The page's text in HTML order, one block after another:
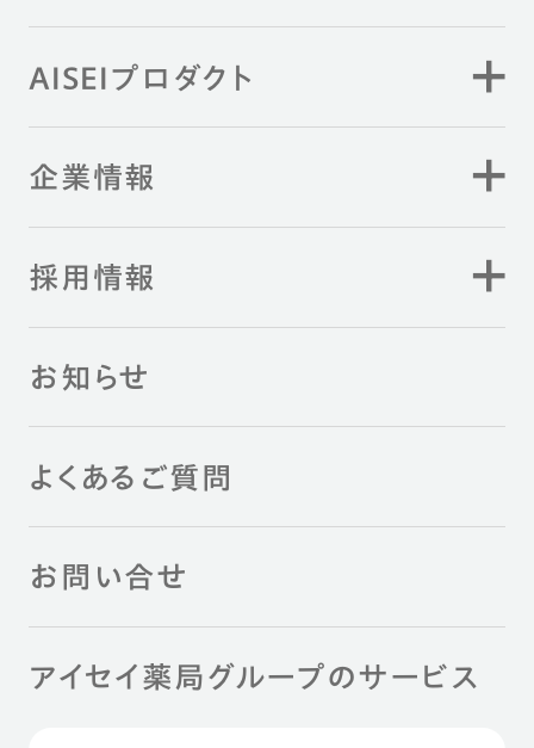
AISEIプロダクト
企業情報
採用情報
お知らせ
よくあるご質問
お問い合せ
アイセイ薬局グループのサービス